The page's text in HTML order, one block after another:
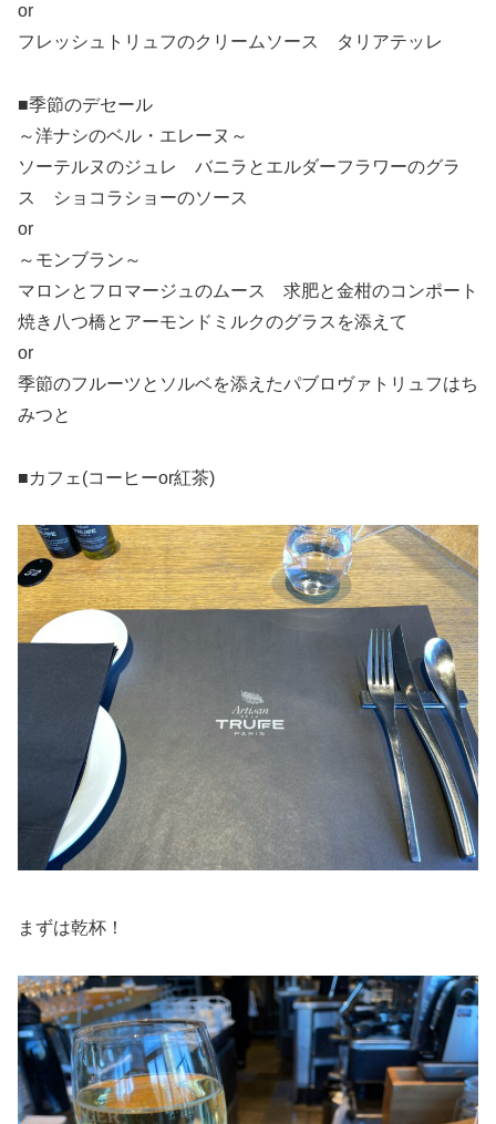
or
フレッシュトリュフのクリームソース タリアテッレ
■季節のデセール
～洋ナシのベル・エレーヌ～
ソーテルヌのジュレ バニラとエルダーフラワーのグラ
ス ショコラショーのソース
or
～モンブラン～
マロンとフロマージュのムース 求肥と金柑のコンポート
焼き八つ橋とアーモンドミルクのグラスを添えて
or
季節のフルーツとソルベを添えたパブロヴァトリュフはち
みつと
■カフェ(コーヒーor紅茶)
まずは乾杯！